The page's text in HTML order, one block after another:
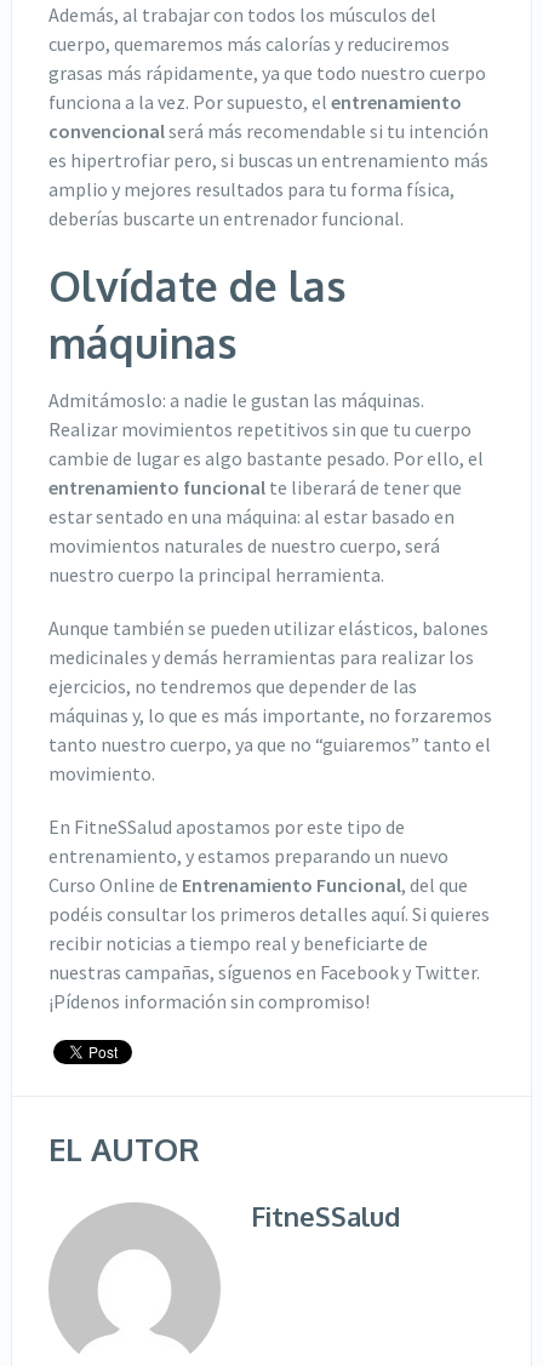
Además, al trabajar con todos los músculos del
cuerpo, quemaremos más calorías y reduciremos
grasas más rápidamente, ya que todo nuestro cuerpo
funciona a la vez. Por supuesto, el entrenamiento
convencionalserá más recomendable si tu intención
es hipertrofiar pero, si buscas un entrenamiento más
amplio y mejores resultados para tu forma física,
deberías buscarte un entrenador funcional.
Olvídate de las
máquinas
Admitámoslo: a nadie le gustan las máquinas.
Realizar movimientos repetitivos sin que tu cuerpo
cambie de lugar es algo bastante pesado. Por ello, el
entrenamiento funcional te liberará de tener que
estar sentado en una máquina: al estar basado en
movimientos naturales de nuestro cuerpo, será
nuestro cuerpo la principal herramienta.
Aunque también se pueden utilizar elásticos, balones
medicinales y demás herramientas para realizar los
ejercicios, no tendremos que depender de las
máquinas y, lo que es más importante, no forzaremos
tanto nuestro cuerpo, ya que no “guiaremos” tanto el
movimiento.
En FitneSSalud apostamos por este tipo de
entrenamiento, y estamos preparando un nuevo
Curso Online de Entrenamiento Funcional, del que
podéis consultar los primeros detalles aquí. Si quieres
recibir noticias a tiempo real y beneficiarte de
nuestras campañas, síguenos en Facebook y Twitter.
¡Pídenos información sin compromiso!
EL AUTOR
FitneSSalud